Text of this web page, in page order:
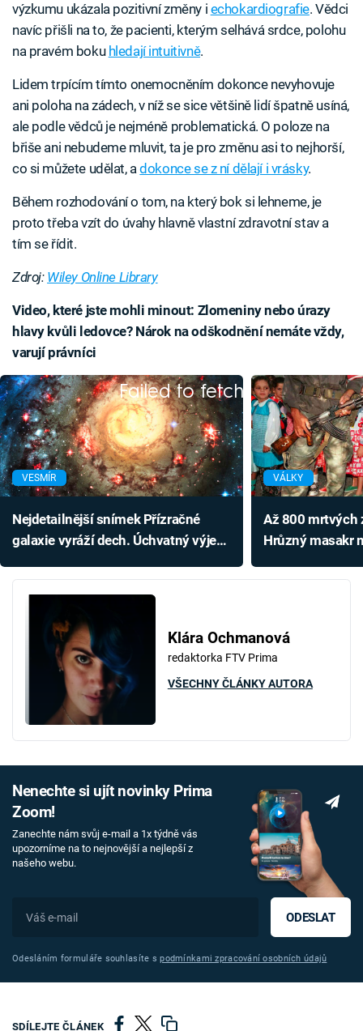
výzkumu ukázala pozitivní změny i echokardiografie. Vědci
navíc přišli na to, že pacienti, kterým selhává srdce, polohu
na pravém boku hledají intuitivně.
Lidem trpícím tímto onemocněním dokonce nevyhovuje
ani poloha na zádech, v níž se sice většině lidí špatně usíná,
ale podle vědců je nejméně problematická. O poloze na
břiše ani nebudeme mluvit, ta je pro změnu asi to nejhorší,
co si můžete udělat, adokonce se z ní dělají i vrásky.
Během rozhodování o tom, na který bok si lehneme, je
proto třeba vzít do úvahy hlavně vlastní zdravotní stav a
tím se řídit.
Zdroj: Wiley Online Library
Video, které jste mohli minout: Zlomeniny nebo úrazy
hlavy kvůli ledovce? Nárok na odškodnění nemáte vždy,
varují právníci
Failed to fetch
VESMÍR
Nejdetailnější snímek Přízračné
galaxie vyráží dech. Úchvatný výjev
VÁLKY
Až 800 mrtvých
Hrůzný masakr
Klára Ochmanová
redaktorka FTV Prima
VŠECHNY ČLÁNKY AUTORA
Nenechte si ujít novinky Prima
Zoom!
Zanechte nám svůj e-mail a 1x týdně vás
upozorníme na to nejnovější a nejlepší z
našeho webu.
ODESLAT
Odesláním formuláře souhlasíte spodmínkami zpracování osobních údajů
SDÍLEJTE ČLÁNEK